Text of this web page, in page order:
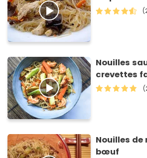
Nouilles
crevettes
Nouilles de
bœuf